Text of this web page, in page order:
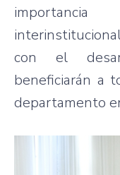
con el
beneficiarán a
departamento